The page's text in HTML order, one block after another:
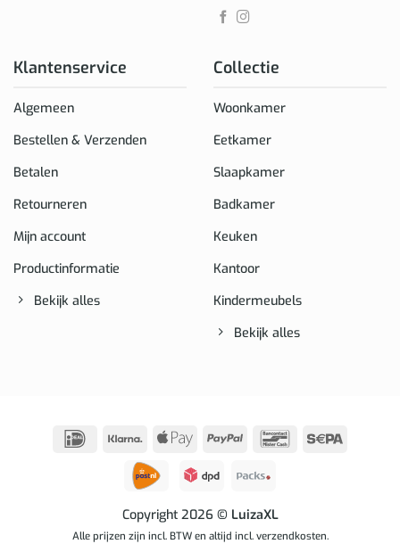
Klantenservice
Algemeen
Bestellen & Verzenden
Betalen
Retourneren
Mijn account
Productinformatie
Bekijk alles
Collectie
Woonkamer
Eetkamer
Slaapkamer
Badkamer
Keuken
Kantoor
Kindermeubels
Bekijk alles
IDeal Klarna
Apple
PayPal BancontactSepa
Copyright 2026 © LuizaXL
Alle prijzen zijn incl. BTW en altijd incl. verzendkosten.